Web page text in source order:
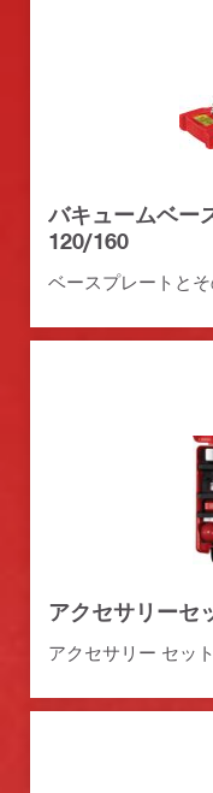
バキュームベー
120/160
ベースプレートと
アクセサリーセ
アクセサリー セット